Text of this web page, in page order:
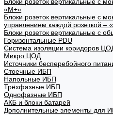
«М+»
Блоки розеток вертикальные с
управлением каждой розеткой –
Блоки розеток вертикальные с
Горизонтальные PDU
Система изоляции коридоров
Микро ЦОД
Источники бесперебойного
Стоечные ИБП
Напольные ИБП
Трёхфазные ИБП
Однофазные ИБП
АКБ и блоки батарей
Дополнительные элементы для